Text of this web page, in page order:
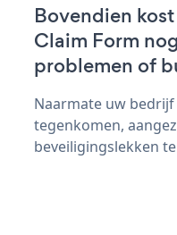
Bovendien
Claim Form
problemen of
Naarmate uw
tegenkomen,
beveiligingslekken